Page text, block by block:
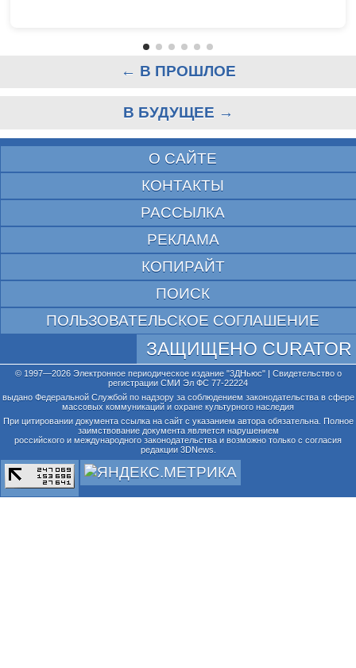
← В ПРОШЛОЕ
В БУДУЩЕЕ →
О САЙТЕ
КОНТАКТЫ
РАССЫЛКА
РЕКЛАМА
КОПИРАЙТ
ПОИСК
ПОЛЬЗОВАТЕЛЬСКОЕ СОГЛАШЕНИЕ
ЗАЩИЩЕНО CURATOR
© 1997—2026 Электронное периодическое издание "3ДНьюс" | Свидетельство о
регистрации СМИ Эл ФС 77-22224
выдано Федеральной Службой по надзору за соблюдением законодательства в сфере
массовых коммуникаций и охране культурного наследия
При цитировании документа ссылка на сайт с указанием автора обязательна. Полное
заимствование документа является нарушением
российского и международного законодательства и возможно только с согласия
редакции 3DNews.